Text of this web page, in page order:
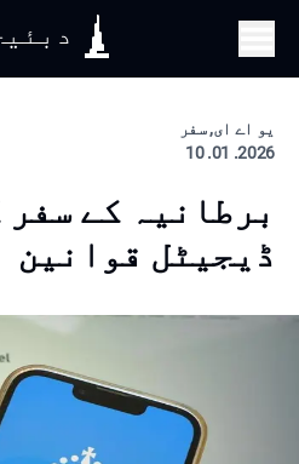
یو اے ای, سفر
2026. 01. 10
برطانیہ کے
ڈیجیٹل قوانین